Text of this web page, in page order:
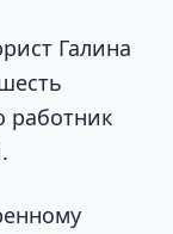
Галина
работник